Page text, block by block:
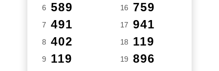
6 589
7 491
8 402
9 119
16 759
17 941
18 119
19 896